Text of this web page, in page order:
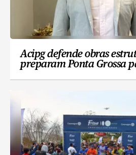
Acipg defende obras
preparam Ponta Grossa